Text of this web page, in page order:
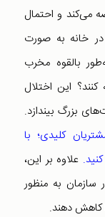
می‌کند و احتمال
در خانه به صورت
بالقوه مخرب
این اختلال
بزرگ بیندازد.
کلیدی؛ با
علاوه بر این،
به منظور
کاهش دهند.